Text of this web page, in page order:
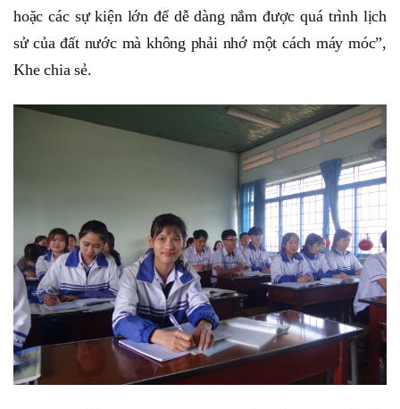
hoặc các sự kiện lớn để dễ dàng nắm được quá trình lịch
sử của đất nước mà không phải nhớ một cách máy móc”,
Khe chia sẻ.